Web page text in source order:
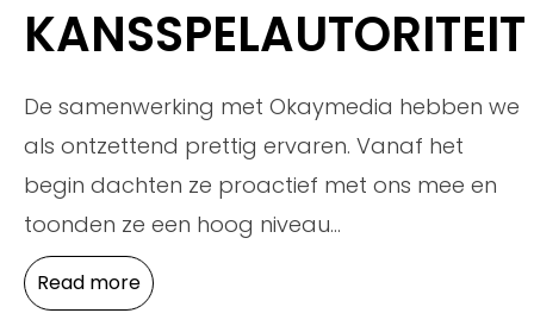
KANSSPELAUTORITEIT
De samenwerking met Okaymedia hebben we
als ontzettend prettig ervaren. Vanaf het
begin dachten ze proactief met ons mee en
toonden ze een hoog niveau...
Read more